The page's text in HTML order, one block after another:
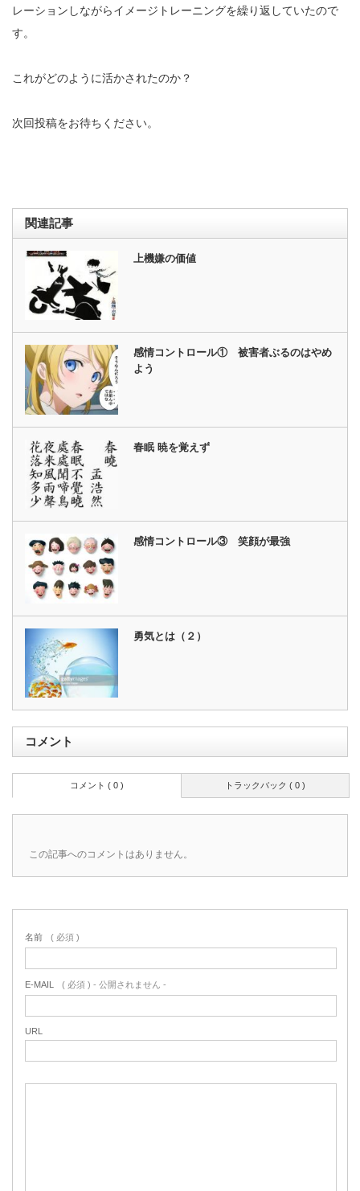
レーションしながらイメージトレーニングを繰り返していたので
す。
これがどのように活かされたのか？
次回投稿をお待ちください。
関連記事
上機嫌の価値
感情コントロール① 被害者ぶるのはやめ
よう
春眠 暁を覚えず
感情コントロール③ 笑顔が最強
勇気とは（２）
コメント
トラックバック ( 0 )
コメント ( 0 )
この記事へのコメントはありません。
名前 ( 必須 )
E-MAIL ( 必須 ) - 公開されません -
URL